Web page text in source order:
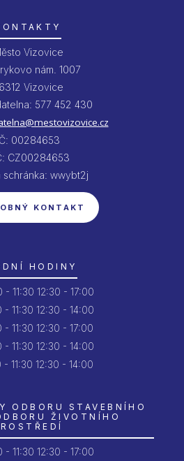
Vizovice
nám. 1007
Vizovice
577 452 430
00284653
CZ00284653
schránka: wwybt2j
KONTAKT
HODINY
- 11:30 12:30 - 17:00
- 11:30 12:30 - 14:00
- 11:30 12:30 - 17:00
- 11:30 12:30 - 14:00
11:30 12:30 - 14:00
ODBORU STAVEBNÍHO
ŽIVOTNÍHO
- 11:30 12:30 - 17:00